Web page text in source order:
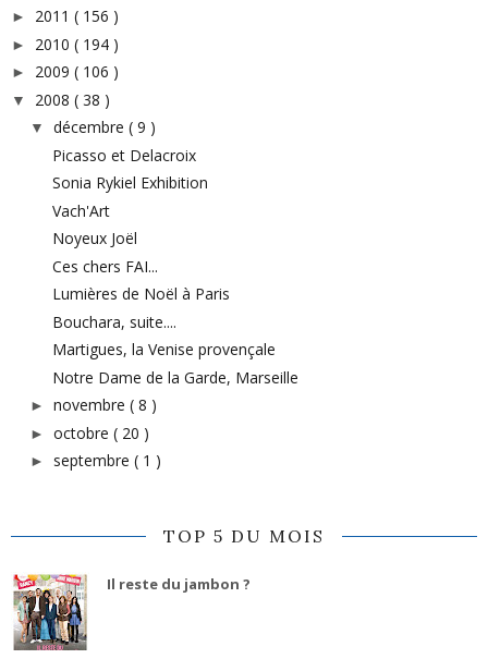
► 2011 ( 156 )
► 2010 ( 194 )
► 2009 ( 106 )
▼ 2008 ( 38 )
▼ décembre ( 9 )
Picasso et Delacroix
Sonia Rykiel Exhibition
Vach'Art
Noyeux Joël
Ces chers FAI...
Lumières de Noël à Paris
Bouchara, suite....
Martigues, la Venise provençale
Notre Dame de la Garde, Marseille
► novembre ( 8 )
► octobre ( 20 )
► septembre ( 1 )
TOP 5 DU MOIS
Il reste du jambon ?